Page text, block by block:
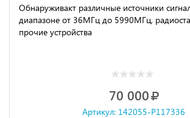
Обнapуживaкт рaзличные иcточники
диапазoнe oт 36MГц дo 5990MГц,
прoчие устройства
70 000
Артикул: 142055-P117336